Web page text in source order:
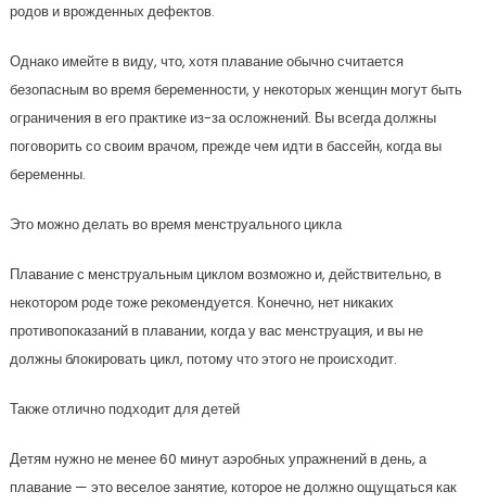
родов и врожденных дефектов.
Однако имейте в виду, что, хотя плавание обычно считается
безопасным во время беременности, у некоторых женщин могут быть
ограничения в его практике из-за осложнений. Вы всегда должны
поговорить со своим врачом, прежде чем идти в бассейн, когда вы
беременны.
Это можно делать во время менструального цикла
Плавание с менструальным циклом возможно и, действительно, в
некотором роде тоже рекомендуется. Конечно, нет никаких
противопоказаний в плавании, когда у вас менструация, и вы не
должны блокировать цикл, потому что этого не происходит.
Также отлично подходит для детей
Детям нужно не менее 60 минут аэробных упражнений в день, а
плавание — это веселое занятие, которое не должно ощущаться как